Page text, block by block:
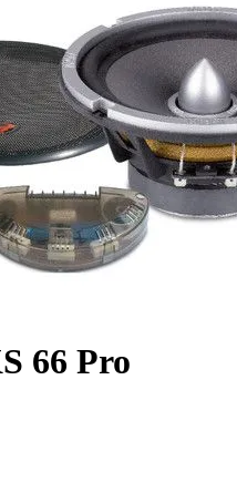
66 Pro